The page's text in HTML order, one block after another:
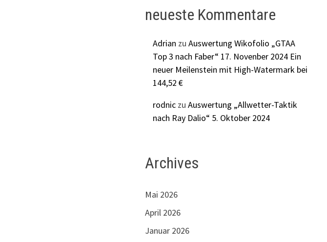
neueste Kommentare
Adrian zu Auswertung Wikofolio „GTAA
Top 3 nach Faber“ 17. Novenber 2024 Ein
neuer Meilenstein mit High-Watermark bei
144,52 €
rodniczu Auswertung „Allwetter-Taktik
nach Ray Dalio“ 5. Oktober 2024
Archives
Mai 2026
April 2026
Januar 2026